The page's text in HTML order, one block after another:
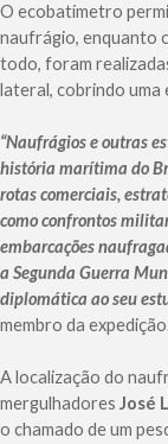
O ecobatímetro
naufrágio, enquanto
todo, foram
lateral, cobrindo uma
“Naufrágios e outras
história marítima do
rotas comerciais,
como confrontos
embarcações
a Segunda Guerra
diplomática ao seu
membro da
A localização do
mergulhadores José
o chamado de um